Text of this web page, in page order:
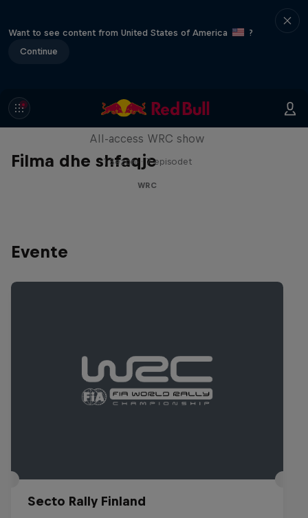
Want to see content from United States of America
?
Continue
Filma dhe shfaqje
More Than Machine
All-access WRC show
1 Sezoni · 7 episodet
WRC
Evente
Secto Rally Finland